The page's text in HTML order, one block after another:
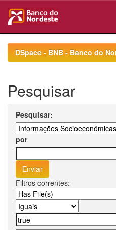
navigationDSpace - BNB - Banco do
Pesquisar
Pesquisar:
por
Filtros correntes: